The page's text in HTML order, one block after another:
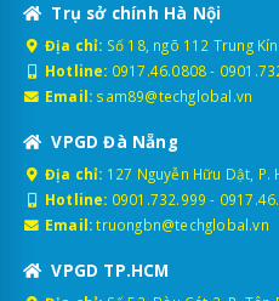
Trụ sở chính Hà Nội
Địa chỉ: Số 18, ngõ 112 Trung
Hotline: 0917.46.0808-
Email: sam89@techglobal.vn
VPGD Đà Nẵng
Địa chỉ: 127 Nguyễn Hữu Dật, P.
Hotline: 0901.732.999 -
Email: truongbn@techglobal.vn
VPGD TP.HCM